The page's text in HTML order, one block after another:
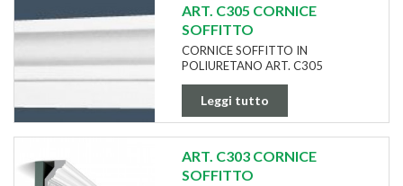
ART. C305 CORNICE
SOFFITTO
CORNICE SOFFITTO IN
POLIURETANO ART. C305
Leggi tutto
ART. C303 CORNICE
SOFFITTO